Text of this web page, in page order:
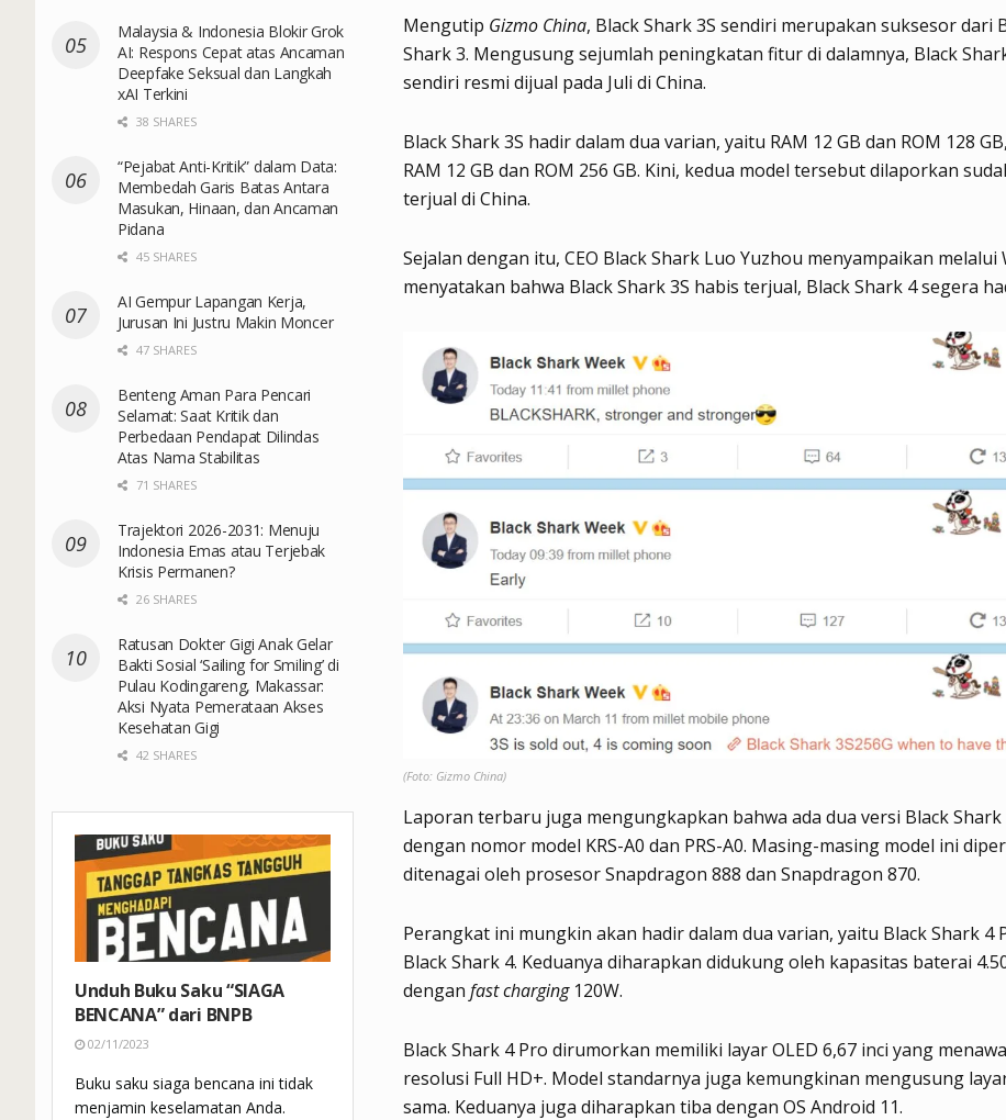
Mengutip Gizmo China, Black Shark 3S sendiri merupakan suksesor dari
Shark 3. Mengusung sejumlah peningkatan fitur di dalamnya, Black
sendiri resmi dijual pada Juli di China.
Black Shark 3S hadir dalam dua varian, yaitu RAM 12 GB dan ROM 128
RAM 12 GB dan ROM 256 GB. Kini, kedua model tersebut dilaporkan
terjual di China.
Sejalan dengan itu, CEO Black Shark Luo Yuzhou menyampaikan melalui
menyatakan bahwa Black Shark 3S habis terjual, Black Shark 4 segera
(Foto: Gizmo China)
Laporan terbaru juga mengungkapkan bahwa ada dua versi Black Shark
dengan nomor model KRS-A0 dan PRS-A0. Masing-masing model ini
ditenagai oleh prosesor Snapdragon 888 dan Snapdragon 870.
Perangkat ini mungkin akan hadir dalam dua varian, yaitu Black Shark 4
Black Shark 4. Keduanya diharapkan didukung oleh kapasitas baterai
dengan fast charging120W.
Black Shark 4 Pro dirumorkan memiliki layar OLED 6,67 inci yang
resolusi Full HD+. Model standarnya juga kemungkinan mengusung
sama. Keduanya juga diharapkan tiba dengan OS Android 11.
Malaysia & Indonesia Blokir Grok
AI: Respons Cepat atas Ancaman
Deepfake Seksual dan Langkah
xAI Terkini
38 SHARES
“Pejabat Anti-Kritik” dalam Data:
Membedah Garis Batas Antara
Masukan, Hinaan, dan Ancaman
Pidana
45 SHARES
AI Gempur Lapangan Kerja,
Jurusan Ini Justru Makin Moncer
47 SHARES
Benteng Aman Para Pencari
Selamat: Saat Kritik dan
Perbedaan Pendapat Dilindas
Atas Nama Stabilitas
71 SHARES
Trajektori 2026-2031: Menuju
Indonesia Emas atau Terjebak
Krisis Permanen?
26 SHARES
Ratusan Dokter Gigi Anak Gelar
Bakti Sosial ‘Sailing for Smiling’ di
Pulau Kodingareng, Makassar:
Aksi Nyata Pemerataan Akses
Kesehatan Gigi
42 SHARES
Unduh Buku Saku “SIAGA
BENCANA” dari BNPB
02/11/2023
Buku saku siaga bencana ini tidak
menjamin keselamatan Anda.